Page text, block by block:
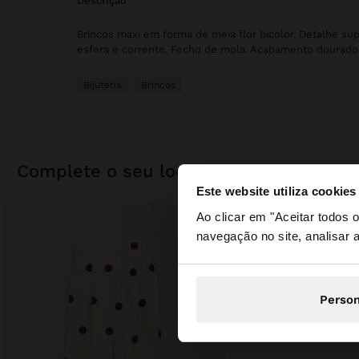
Este website utiliza cookies
Ao clicar em "Aceitar todos
navegação no site, analisar
olá
Está a aceder ao
Brincos maxi em forma de meia flor bicolor. Detalhe
esfera e corrente. Fecho de mola. Acabamento
Bijuteria Brincos
complete o seu look